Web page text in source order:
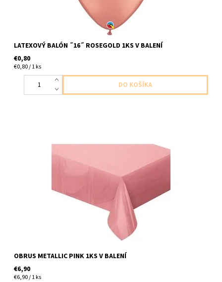
LATEXOVÝ BALÓN ˝16˝ ROSEGOLD 1KS V BALENÍ
€0,80
€0,80 / 1 ks
plastovy leskly obrus ruzovo metalicky az ruzovo zlaty 1ks v
baleni velkost 1,37 x 1,83m
OBRUS METALLIC PINK 1KS V BALENÍ
€6,90
€6,90 / 1 ks